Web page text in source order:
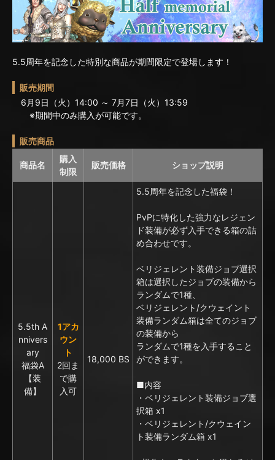
5.5周年を記念した特別な商品が期間限定で登場します！
販売期間
6月9日（火）14:00 ～ 7月7日（火）13:59
※期間中のみ購入が可能です。
販売商品
商品名
購入
制限
販売価格 ショップ説明
5.5th A
nnivers
ary
福袋A
【装
備】
1アカ
ウン
ト
2回ま
で購
入可
18,000 BS
5.5周年を記念した福袋！
PvPに特化した強力なレジェン
ド装備が必ず入手できる箱の詰
め合わせです。
ベリジェレント装備ジョブ選択
箱は選択したジョブの装備から
ランダムで1種、
ベリジェレント/クウェイント
装備ランダム箱は全てのジョブ
の装備から
ランダムで1種を入手すること
ができます。
■内容
・ベリジェレント装備ジョブ選
択箱 x1
・ベリジェレント/クウェイン
ト装備ランダム箱 x1